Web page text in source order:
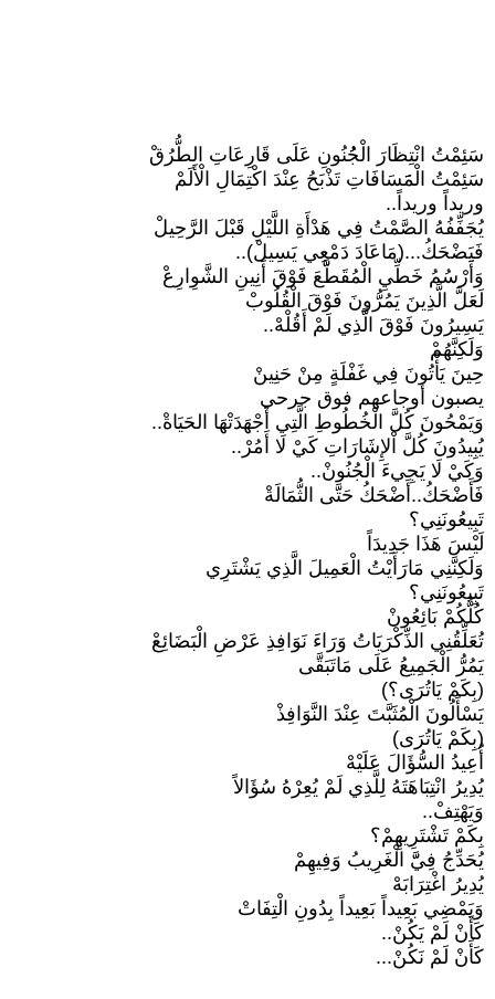
سَئِمْتُ انْتِظَارَ الْجُُنُونِ عَلَى قَارِعَاتِ الطُّرُقْ
سَئِمْتُ الْمَََسَافَاتِ تَذْبَحُ عِنْدَ اكْتِمَالِ الْأَلَمْ
وريداً وريداً..
يُجَفِّفُهُ الصَّمْتُ فِي هَدْأَةِ اللَّيْلِ قَبْلَ الرَّحِيلْ
فَيَضْحَكُ...(مَاعَادَ دَمْعِي يَسِيلْ)..
وَأَرْسُمُ خَطِّيِ الْمُقَطَّّعَ فَوْقَ أَنِينِ الشَّوِارِعْ
لَعَلَّ الَّذِينَ يَمُرُّونَ فَوْقَ الْقُلُوبْ
يَسِيرُونَ فَوْقَ الَّذِي لَمْ أَقُلْهْ..
وَلَكِنَّهُمْ
حِينَ يَأْتُونَ فِي غَفْلَةٍ مِنْ حَنِينْ
يصبون أوجاعهم فوق جرحي
وَيَمْحُونَ كُلَّ الْخُطُوطِ الَّتِي أَجْهَدَتْهَا الحَيَاةْ..
يُبِيدُونَ كُلَّ اْلإِشَارَاتِ كَيْ لَا أَمُرْ..
وَكَيْ لَا يَجِيءَ الْجُنُونْ..
فَأَضْحَكُ..أَضْحَكُ حَتَّى الثُّمَالَةْ
تَبِيعُونَنِي؟
لَيْسَ هَذَا جَدِيدَاً
وَلَكِنَّنِي مَارَأَيْتُ الْعَمِيلَ الَّذِي يَشْتَرِي
تَبِيعُونَنِي؟
كُلُّكُمْ بَائِعُونْ
تُعَلِّقُنِي الذِّكْرَيَاتُ وَرَاءَ نَوَافِذِ عَرْضِ الْبَضَائِعْ
يَمُرُّ الْجَمِيعُ عَلَى مَاتَبَقَّى
(بِكَمْ يَاتُرَى؟)
يَسْأَلُونَ الْمُثَبَّتَ عِنْدَ النَّوَافِذْ
(بِكَمْ يَاتُرَى)
أُعِيدُ السُّؤَالَ عَلَيْهْ
يُدِيرُ انْتِبَاهَتَهُ لِلَّذِي لَمْ يُعِرْهُ سُؤَالاً
وَيَهْتِفْ..
بِكَمْ تَشْتَرِيهِمْ؟
يُحَدِّجُ فِيَّّ الْغَرِيبُ وَفِيهِمْ
يُدِيرُ اغْتِرَابَهْ
وَيَمْضِي بَعِيداً بَعِيداً بِدُونِ الْتِفَاتْ
كَأَنْ لَمْ يَكُنْ..
كَأَنْ لَمْ نَكُنْ...